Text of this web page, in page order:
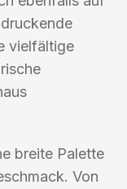
vielfältige
breite Palette
Von